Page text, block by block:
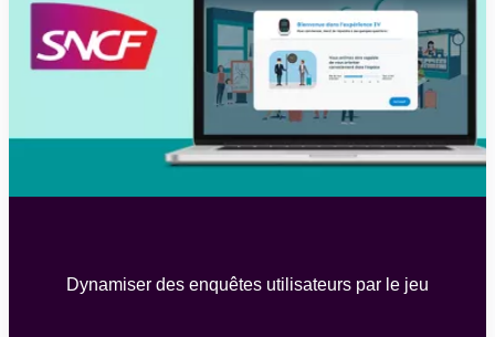
Dynamiser des enquêtes utilisateurs par le jeu